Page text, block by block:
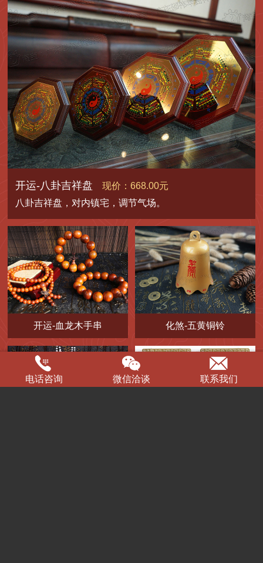
开运-八卦吉祥盘
现价：668.00元
八卦吉祥盘，对内镇宅，调节气场。
开运-血龙木手串 化煞-五黄铜铃
电话咨询 微信洽谈 联系我们
广州公司：189 8899 4756